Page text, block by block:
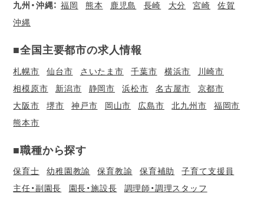
九州・沖縄： 福岡 熊本 鹿児島 長崎 大分 宮崎
佐賀
沖縄
■全国主要都市の求人情報
札幌市 仙台市 さいたま市 千葉市 横浜市
川崎市
相模原市
新潟市 静岡市 浜松市 名古屋市
京都市
大阪市
堺市 神戸市 岡山市 広島市 北九州市
福岡市
熊本市
■職種から探す
保育士 幼稚園教諭 保育教諭 保育補助
子育て支援員
主任・副園長
園長・施設長
調理師・調理スタッフ